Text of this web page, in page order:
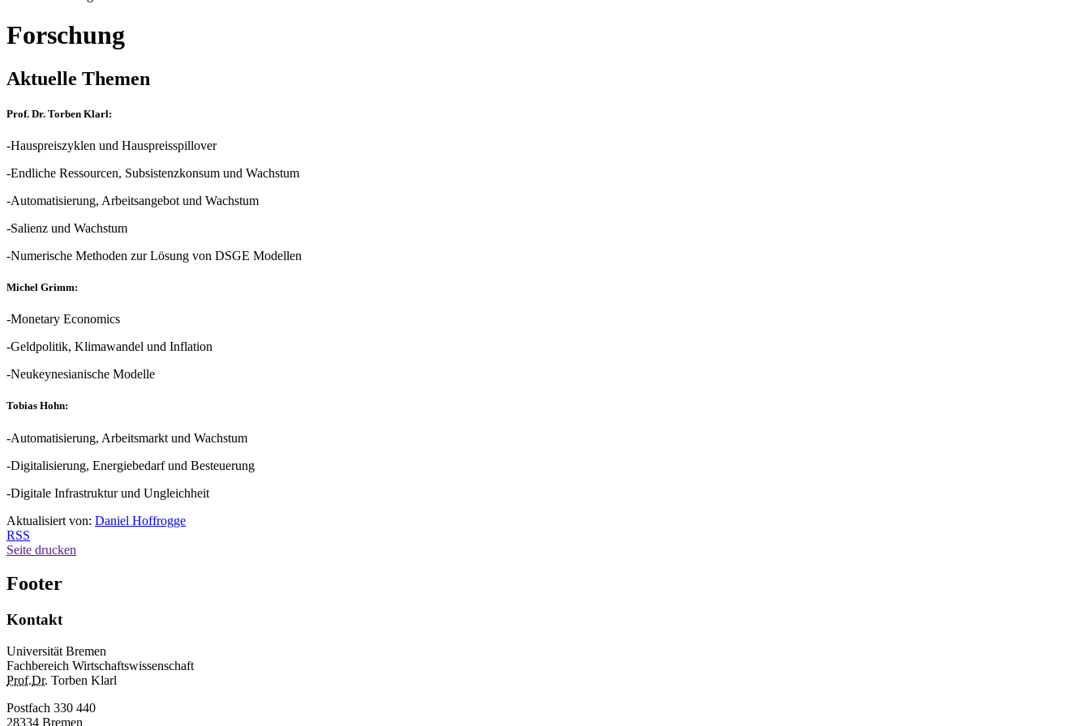
Forschung
Aktuelle Themen
Prof. Dr. Torben Klarl:
-Hauspreiszyklen und Hauspreisspillover
-Endliche Ressourcen, Subsistenzkonsum und Wachstum
-Automatisierung, Arbeitsangebot und Wachstum
-Salienz und Wachstum
-Numerische Methoden zur Lösung von DSGE Modellen
Michel Grimm:
-Monetary Economics
-Geldpolitik, Klimawandel und Inflation
-Neukeynesianische Modelle
Tobias Hohn:
-Automatisierung, Arbeitsmarkt und Wachstum
-Digitalisierung, Energiebedarf und Besteuerung
-Digitale Infrastruktur und Ungleichheit
Aktualisiert von: Daniel Hoffrogge
RSS
Seite drucken
Footer
Kontakt
Universität Bremen
Fachbereich Wirtschaftswissenschaft
Prof.Dr. Torben Klarl
Postfach 330 440
28334 Bremen